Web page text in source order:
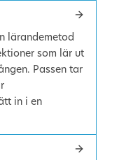
lärandemetod
som lär ut
Passen tar
in i en